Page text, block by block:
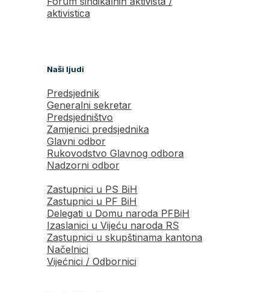
aktivistica
Naši ljudi
Predsjednik
Generalni sekretar
Predsjedništvo
Zamjenici predsjednika
Glavni odbor
Rukovodstvo Glavnog odbora
Nadzorni odbor
Zastupnici u PS BiH
Zastupnici u PF BiH
Delegati u Domu naroda PFBiH
Izaslanici u Vijeću naroda RS
Zastupnici u skupštinama kantona
Načelnici
Vijećnici / Odbornici